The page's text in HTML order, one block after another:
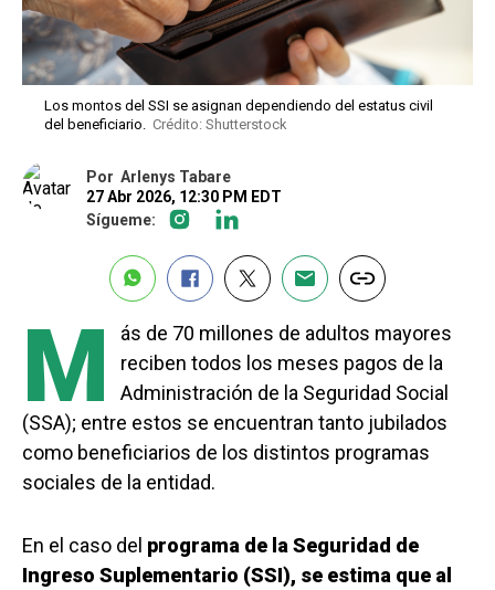
Los montos del SSI se asignan dependiendo del estatus civil
del beneficiario. Crédito: Shutterstock
Por Arlenys Tabare
27 Abr 2026, 12:30 PM EDT
Sígueme:
M
ás de 70 millones de adultos mayores
reciben todos los meses pagos de la
Administración de la Seguridad Social
(SSA); entre estos se encuentran tanto jubilados
como beneficiarios de los distintos programas
sociales de la entidad.
En el caso del programa de la Seguridad de
Ingreso Suplementario (SSI), se estima que al